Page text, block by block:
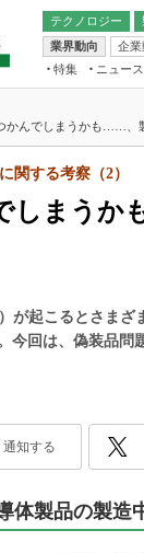
テクノロジー
池／エネルギー
アナログ
マイコン
FPGA
業界動向
企業
特集 ニュース
福田昭のデバイス通
湯之上隆のナノフォ
大山聡の業界スコープ
大原雄介のエレ・組
世界を「数字」で回
で起こること
製品分解で探るアジ
光伝送技術を知る
“異端児エンジニア”
電子ブック
かんでしまうかも……、
しまう
関する考察（2）
が起こるとさま
今回は、偽装品問
通知する
体製品の製造